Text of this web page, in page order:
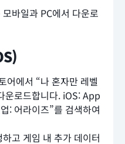
바일과 PC에서 다운로
에서 “나 혼자만 레벨
운로드합니다. iOS: App
: 어라이즈”를 검색하여
고 게임 내 추가 데이터